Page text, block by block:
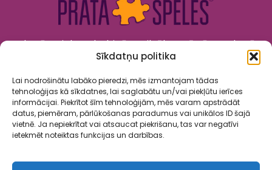
Sīkdatņu politika
Lai nodrošinātu labāko pieredzi, mēs izmantojam tādas
tehnoloģijas kā sīkdatnes, lai saglabātu un/vai piekļūtu ierīces
informācijai. Piekrītot šīm tehnoloģijām, mēs varam apstrādāt
datus, piemēram, pārlūkošanas paradumus vai unikālos ID šajā
vietnē. Ja nepiekrītat vai atsaucat piekrišanu, tas var negatīvi
ietekmēt noteiktas funkcijas un darbības.
Kad prāts tiek nodarbināts, cilvēks attīstās. Kad prāts
tiek izklaidēts, cilvēks jūtas priecīgs un laimīgs. “Prāta